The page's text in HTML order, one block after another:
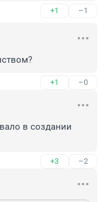
+1 –1
+1 –0
в создании
+3 –2